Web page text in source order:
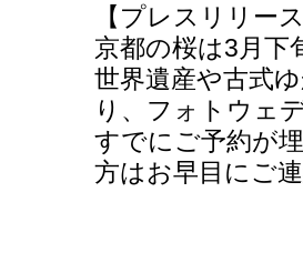
【プレスリリー
京都の桜は3月下
世界遺産や古式
り、フォトウェ
すでにご予約が
方はお早目にご